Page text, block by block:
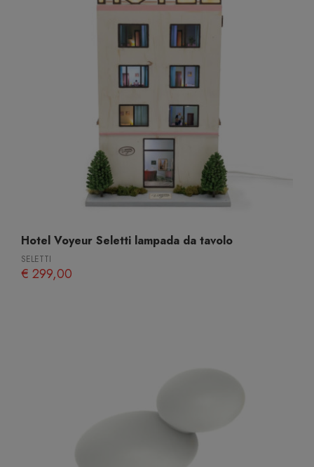
Hotel Voyeur Seletti lampada da tavolo
SELETTI
€ 299,00